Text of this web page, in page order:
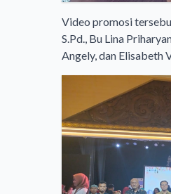
Video promosi
S.Pd., Bu Lina
Angely, dan Elisabeth